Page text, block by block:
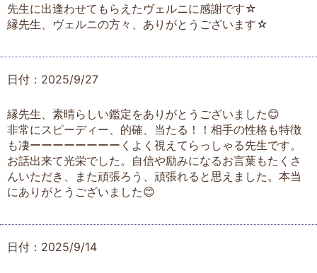
先生に出逢わせてもらえたヴェルニに感謝です☆
縁先生、ヴェルニの方々、ありがとうございます☆
日付：2025/9/27
縁先生、素晴らしい鑑定をありがとうございました😊
非常にスピーディー、的確、当たる！！相手の性格も特徴
も凄ーーーーーーーーくよく視えてらっしゃる先生です。
お話出来て光栄でした。自信や励みになるお言葉もたくさ
んいただき、また頑張ろう、頑張れると思えました。本当
にありがとうございました😊
日付：2025/9/14